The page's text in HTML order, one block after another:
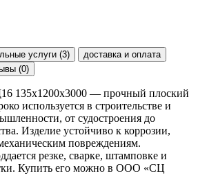
услуги (3)
доставка и оплата
(0)
135х1200х3000 — прочный плоский
используется в строительстве и
от судостроения до
Изделие устойчиво к коррозии,
повреждениям.
резке, сварке, штамповке и
Купить его можно в ООО «СЦ